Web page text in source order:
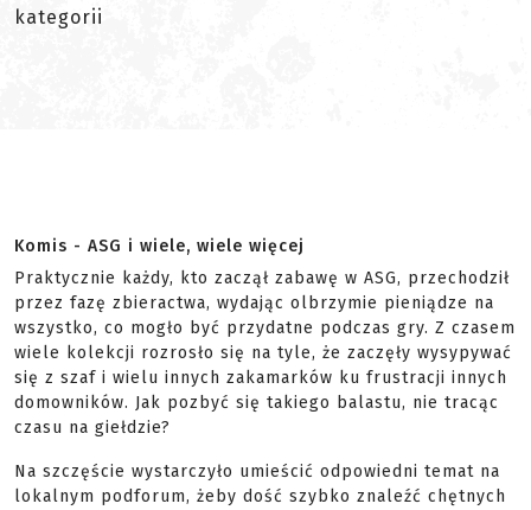
kategorii
Komis - ASG i wiele, wiele więcej
Praktycznie każdy, kto zaczął zabawę w ASG, przechodził
przez fazę zbieractwa, wydając olbrzymie pieniądze na
wszystko, co mogło być przydatne podczas gry. Z czasem
wiele kolekcji rozrosło się na tyle, że zaczęły wysypywać
się z szaf i wielu innych zakamarków ku frustracji innych
domowników. Jak pozbyć się takiego balastu, nie tracąc
czasu na giełdzie?
Na szczęście wystarczyło umieścić odpowiedni temat na
lokalnym podforum, żeby dość szybko znaleźć chętnych